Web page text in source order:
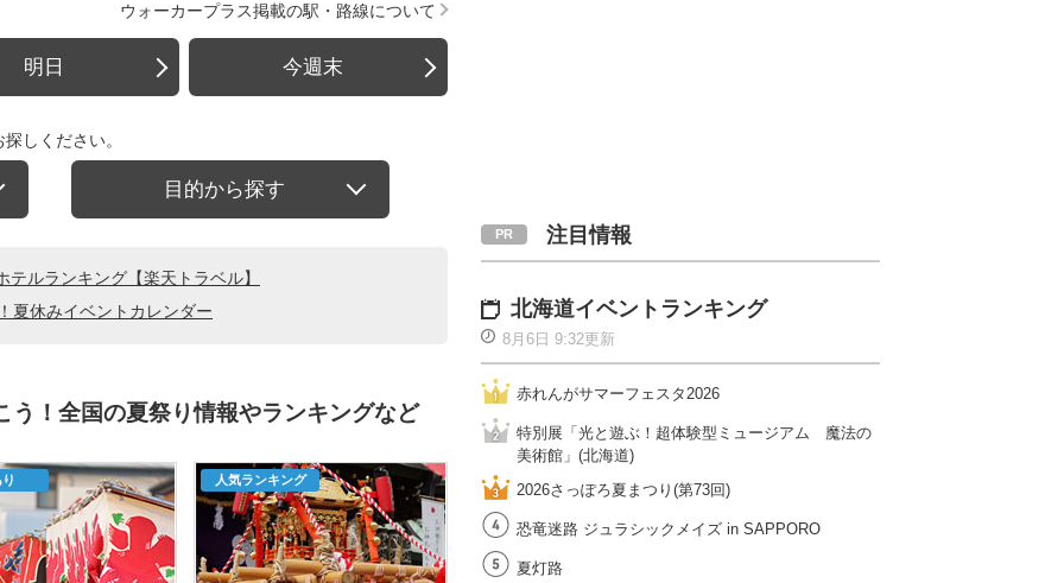
ウォーカープラス掲載の駅・路線について
明日 今週末
しください。
目的から探す
ルランキング【楽天トラベル】
夏休みイベントカレンダー
！全国の夏祭り情報やランキングなど
人気ランキング
注目情報
北海道イベントランキング
8月6日 9:32更新
赤れんがサマーフェスタ2026
特別展「光と遊ぶ！超体験型ミュージアム 魔法の
美術館」(北海道)
2026さっぽろ夏まつり(第73回)
恐竜迷路 ジュラシックメイズ in SAPPORO
夏灯路